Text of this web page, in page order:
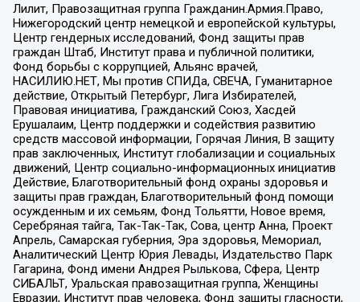
Лилит, Правозащитная группа Гражданин.Армия.Право,
Нижегородский центр немецкой и европейской культуры,
Центр гендерных исследований, Фонд защиты прав
граждан Штаб, Институт права и публичной политики,
Фонд борьбы с коррупцией, Альянс врачей,
НАСИЛИЮ.НЕТ, Мы против СПИДа, СВЕЧА, Гуманитарное
действие, Открытый Петербург, Лига Избирателей,
Правовая инициатива, Гражданский Союз, Хасдей
Ерушалаим, Центр поддержки и содействия развитию
средств массовой информации, Горячая Линия, В защиту
прав заключенных, Институт глобализации и социальных
движений, Центр социально-информационных инициатив
Действие, Благотворительный фонд охраны здоровья и
защиты прав граждан, Благотворительный фонд помощи
осужденным и их семьям, Фонд Тольятти, Новое время,
Серебряная тайга, Так-Так-Так, Сова, центр Анна, Проект
Апрель, Самарская губерния, Эра здоровья, Мемориал,
Аналитический Центр Юрия Левады, Издательство Парк
Гагарина, Фонд имени Андрея Рылькова, Сфера, Центр
СИБАЛЬТ, Уральская правозащитная группа, Женщины
Евразии, Институт прав человека, Фонд защиты гласности,